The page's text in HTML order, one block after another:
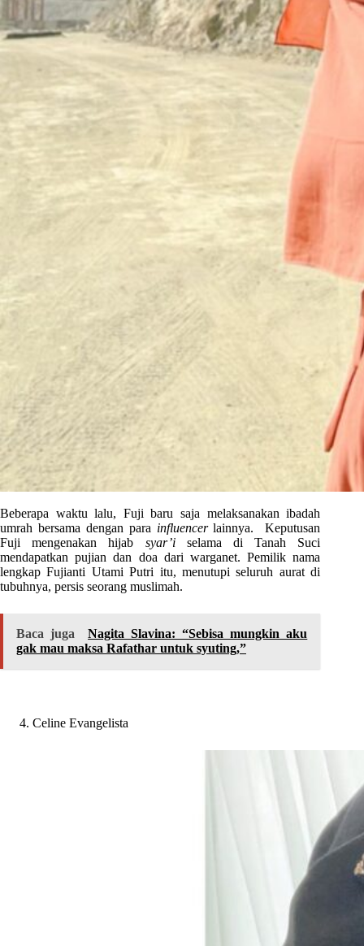
Beberapa waktu lalu, Fuji baru saja melaksanakan ibadah
umrah bersama dengan para influencerlainnya. Keputusan
Fuji mengenakan hijab syar’i selama di Tanah Suci
mendapatkan pujian dan doa dari warganet. Pemilik nama
lengkap Fujianti Utami Putri itu, menutupi seluruh aurat di
tubuhnya, persis seorang muslimah.
Baca juga
Nagita Slavina: “Sebisa mungkin aku
gak mau maksa Rafathar untuk syuting,”
Celine Evangelista